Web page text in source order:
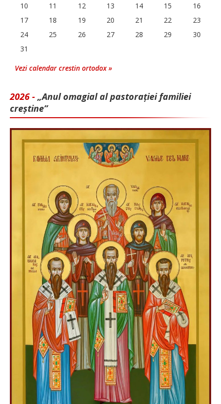
10
11 12 13 14 15
16
17
18 19 20 21 22
23
24
25 26 27 28 29
30
31
Vezi calendar crestin ortodox »
2026 - „Anul omagial al pastorației familiei
creștine”